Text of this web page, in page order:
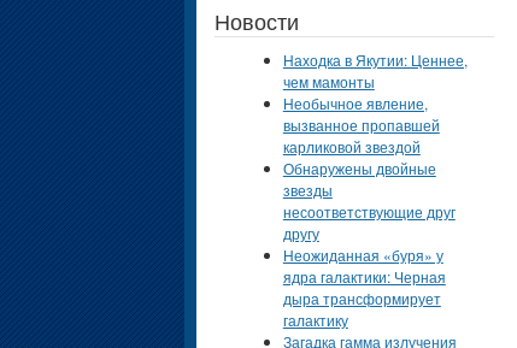
Новости
Находка в Якутии: Ценнее,
чем мамонты
Необычное явление,
вызванное пропавшей
карликовой звездой
Обнаружены двойные
звезды
несоответствующие друг
другу
Неожиданная «буря» у
ядра галактики: Черная
дыра трансформирует
галактику
Загадка гамма излучения